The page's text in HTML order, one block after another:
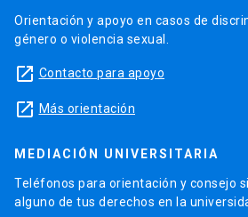
Orientación y apoyo en casos de
género o violencia sexual.
launch Contacto para apoyo
launch Más orientación
MEDIACIÓN UNIVERSITARIA
Teléfonos para orientación y consejo
alguno de tus derechos en la